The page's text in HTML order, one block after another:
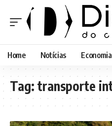
Home Notícias Economia
Tag: transporte